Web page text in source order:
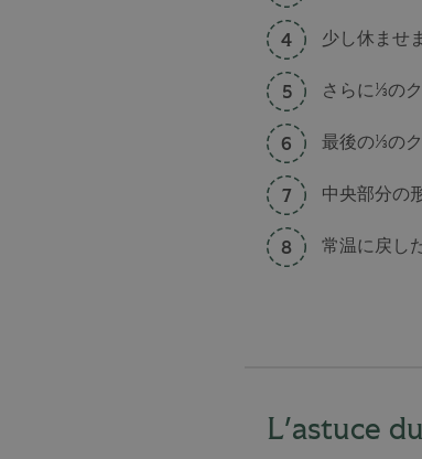
少し休ませ
さらに⅓の
最後の⅓の
中央部分の
常温に戻し
L'astuce